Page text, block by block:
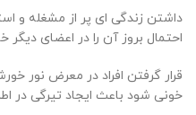
داشتن زندگی ای پر از مشغله و
احتمال بروز آن را در اعضای
قرار گرفتن افراد در معرض نور
خونی شود باعث ایجاد تیرگی در